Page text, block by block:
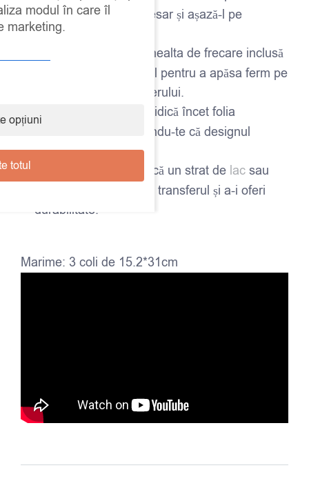
transferul dacă e necesar și așază-l pe
suprafața dorită.
Folosește unealta de frecare inclusă
împreună cu transferul pentru a apăsa ferm pe
toată suprafața transferului.
Îndepărtează folia:
Ridică încet folia
transparentă, asigurându-te că designul
rămâne pe suprafață.
La final, aplică un strat de lac sau
pentru a proteja transferul și a-i oferi
durabilitate.
Marime: 3 coli de 15.2*31cm
modul în care îl
marketing.
opțiuni
totul